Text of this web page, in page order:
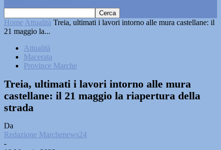
Home Attualità Treia, ultimati i lavori intorno alle mura castellane: il
21 maggio la...
Attualità
Macerata
Province Marche
Treia, ultimati i lavori intorno alle mura
castellane: il 21 maggio la riapertura della
strada
Da
Redazione Marchenews24
-